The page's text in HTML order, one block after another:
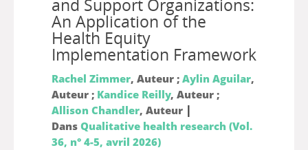
and Support Organizations:
An Application of the
Health Equity
Implementation Framework
Rachel Zimmer, Auteur ; Aylin Aguilar,
Auteur ; Kandice Reilly, Auteur ;
Allison Chandler, Auteur |
Dans Qualitative health research (Vol.
36, n° 4-5, avril 2026)